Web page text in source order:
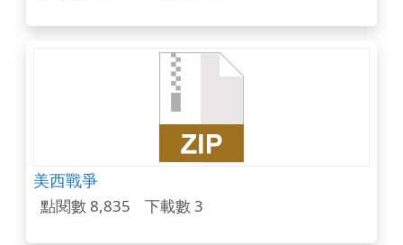
美西戰爭
點閱數 8,835 下載數 3